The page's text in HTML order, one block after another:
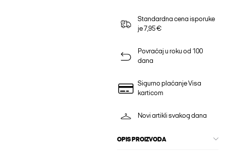
Standardna cena isporuke
je 7,95 €
Povraćaj u roku od 100
dana
Sigurno plaćanje Visa
karticom
Novi artikli svakog dana
OPIS PROIZVODA